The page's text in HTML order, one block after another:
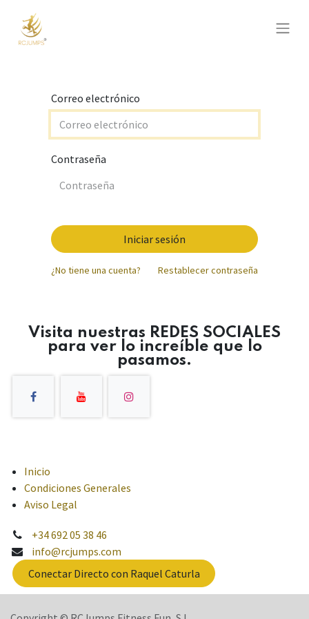
Correo electrónico
Contraseña
Iniciar sesión
¿No tiene una cuenta? Restablecer contraseña
Visita nuestras REDES SOCIALES
para ver lo increíble que lo
pasamos.
Inicio
Condiciones Generales
Aviso Legal
+34 692 05 38 46
info@rcjumps.com
Conectar Directo con Raquel Caturla